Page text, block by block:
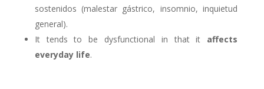
sostenidos (malestar gástrico, insomnio, inquietud
general).
It tends to be dysfunctional in that it affects
everyday life.